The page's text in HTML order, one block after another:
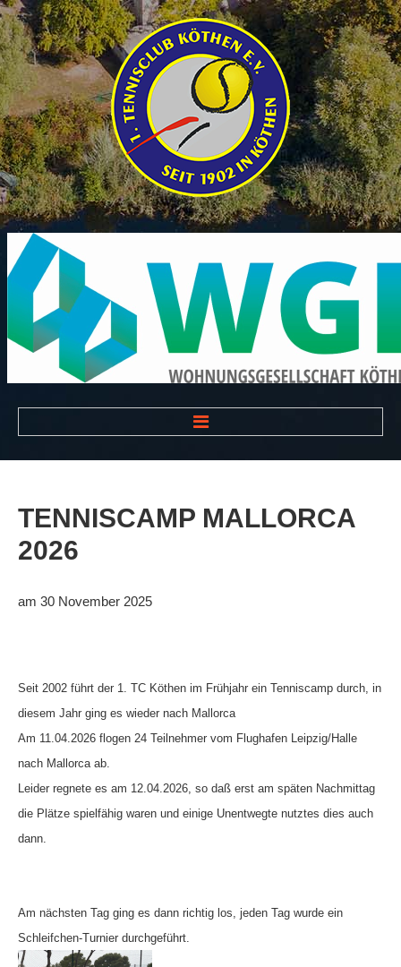
VEREIN
Der Vorstand
Downloads
Bespannungsservice
Die Geschichte
Die Sponsoren
Punktspiele Wintersaison 2025/2026
Erwachsene
TENNISCAMP MALLORCA
2026
am 30 November 2025
Seit 2002 führt der 1. TC Köthen im Frühjahr ein Tenniscamp durch, in
diesem Jahr ging es wieder nach Mallorca
Am 11.04.2026 flogen 24 Teilnehmer vom Flughafen Leipzig/Halle
nach Mallorca ab.
Leider regnete es am 12.04.2026, so daß erst am späten Nachmittag
die Plätze spielfähig waren und einige Unentwegte nutztes dies auch
dann.
Am nächsten Tag ging es dann richtig los, jeden Tag wurde ein
Schleifchen-Turnier durchgeführt.